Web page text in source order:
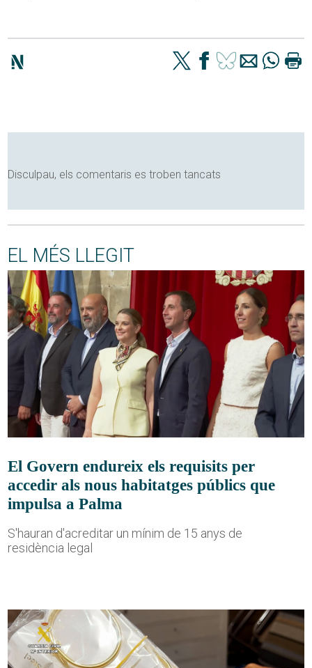
Disculpau, els comentaris es troben tancats
EL MÉS LLEGIT
El Govern endureix els requisits per
accedir als nous habitatges públics que
impulsa a Palma
S'hauran d'acreditar un mínim de 15 anys de
residència legal